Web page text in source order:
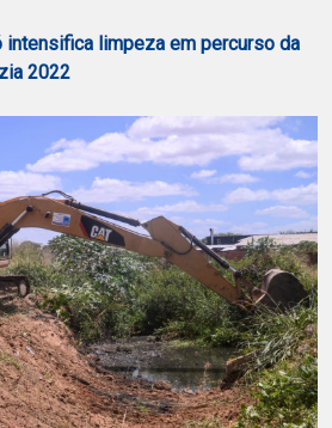
limpeza em percurso da
2022